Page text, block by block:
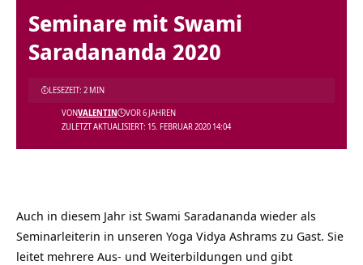
Seminare mit Swami
Saradananda 2020
ZULETZT AKTUALISIERT: 15. FEBRUAR 2020 14:04
VONVALENTIN VOR 6 JAHREN
LESEZEIT: 2 MIN
Auch in diesem Jahr ist Swami Saradananda wieder als
Seminarleiterin in unseren Yoga Vidya Ashrams zu Gast. Sie
leitet mehrere Aus- und Weiterbildungen und gibt